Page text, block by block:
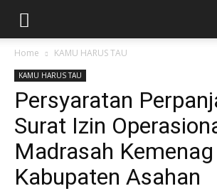
Home KAMU HARUS TAU
KAMU HARUS TAU
Persyaratan
Surat Izin
Madrasah Kemenag
Kabupaten Asahan